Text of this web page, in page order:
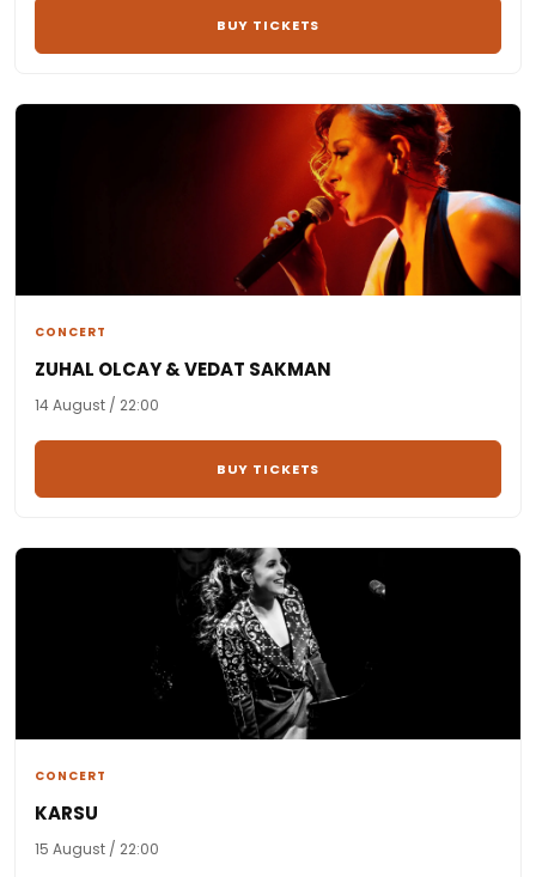
BUY TICKETS
CONCERT
ZUHAL OLCAY & VEDAT SAKMAN
14 August / 22:00
BUY TICKETS
CONCERT
KARSU
15 August / 22:00